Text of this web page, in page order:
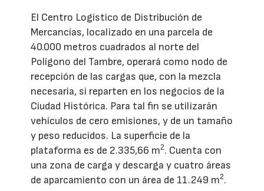
El Centro Logístico de Distribución de
Mercancías, localizado en una parcela de
40.000 metros cuadrados al norte del
Polígono del Tambre, operará como nodo de
recepción de las cargas que, con la mezcla
necesaria, si reparten en los negocios de la
Ciudad Histórica. Para tal fin se utilizarán
vehículos de cero emisiones, y de un tamaño
y peso reducidos. La superficie de la
plataforma es de 2.335,66 m2. Cuenta con
una zona de carga y descarga y cuatro áreas
de aparcamiento con un área de 11.249 m2.